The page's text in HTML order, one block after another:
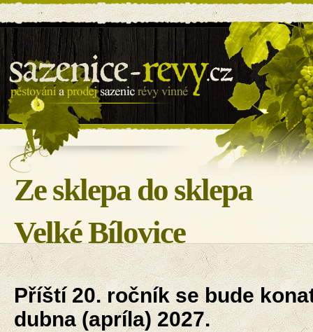
Sazenice révy - BILOVIN s.r.o.
Ze sklepa do sklepa
Velké Bílovice
Příští 20. ročník se bude
dubna (apríla) 2027.